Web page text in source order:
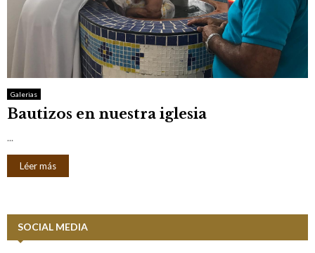
Galerias
Bautizos en nuestra iglesia
...
Léer más
SOCIAL MEDIA